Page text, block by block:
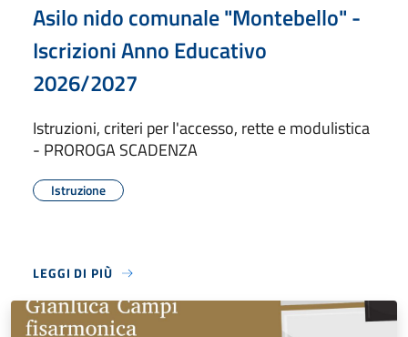
Asilo nido comunale "Montebello" -
Iscrizioni Anno Educativo
2026/2027
Istruzioni, criteri per l'accesso, rette e modulistica
- PROROGA SCADENZA
Istruzione
LEGGI DI PIÙ